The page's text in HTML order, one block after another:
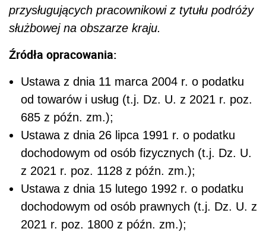
przysługujących pracownikowi z tytułu podróży
służbowej na obszarze kraju.
Źródła opracowania:
Ustawa z dnia 11 marca 2004 r. o podatku
od towarów i usług (t.j. Dz. U. z 2021 r. poz.
685 z późn. zm.);
Ustawa z dnia 26 lipca 1991 r. o podatku
dochodowym od osób fizycznych (t.j. Dz. U.
z 2021 r. poz. 1128 z późn. zm.);
Ustawa z dnia 15 lutego 1992 r. o podatku
dochodowym od osób prawnych (t.j. Dz. U. z
2021 r. poz. 1800 z późn. zm.);